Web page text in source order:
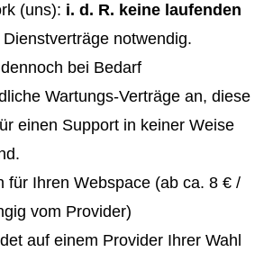
(uns): i. d. R. keine laufenden
Dienstverträge notwendig.
bei Bedarf
Wartungs-Verträge an, diese
einen Support in keiner Weise
für Ihren Webspace (ab ca. 8 € /
vom Provider)
auf einem Provider Ihrer Wahl